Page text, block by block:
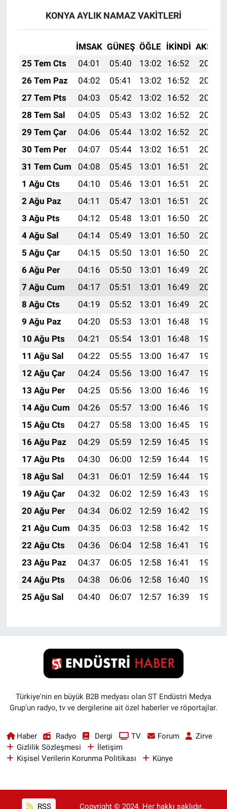
KONYA AYLIK NAMAZ VAKITLERI
İMSAK GÜNEŞ ÖĞLE İKINDI AKŞAM
25 Tem Cts
04:01 05:40 13:02 16:52
20:13
26 Tem Paz
04:02 05:41 13:02 16:52
20:12
27 Tem Pts
04:03 05:42 13:02 16:52
20:11
28 Tem Sal
04:05 05:43 13:02 16:52
20:10
29 Tem Çar
04:06 05:44 13:02 16:52
20:10
30 Tem Per
04:07 05:44 13:02 16:51
20:09
31 Tem Cum
04:08 05:45 13:01 16:51
20:08
1 Ağu Cts
04:10 05:46 13:01 16:51
20:07
2 Ağu Paz
04:11 05:47 13:01 16:51
20:06
3 Ağu Pts
04:12 05:48 13:01 16:50
20:05
4 Ağu Sal
04:14 05:49 13:01 16:50
20:04
5 Ağu Çar
04:15 05:50 13:01 16:50
20:03
6 Ağu Per
04:16 05:50 13:01 16:49
20:02
7 Ağu Cum
04:17 05:51 13:01 16:49
20:01
8 Ağu Cts
04:19 05:52 13:01 16:49
20:00
9 Ağu Paz
04:20 05:53 13:01 16:48
19:58
10 Ağu Pts
04:21 05:54 13:01 16:48
19:57
11 Ağu Sal
04:22 05:55 13:00 16:47
19:56
12 Ağu Çar
04:24 05:56 13:00 16:47
19:55
13 Ağu Per
04:25 05:56 13:00 16:46
19:54
14 Ağu Cum
04:26 05:57 13:00 16:46
19:52
15 Ağu Cts
04:27 05:58 13:00 16:45
19:51
16 Ağu Paz
04:29 05:59 12:59 16:45
19:50
17 Ağu Pts
04:30 06:00 12:59 16:44
19:49
18 Ağu Sal
04:31 06:01 12:59 16:44
19:47
19 Ağu Çar
04:32 06:02 12:59 16:43
19:46
20 Ağu Per
04:34 06:02 12:59 16:42
19:45
21 Ağu Cum
04:35 06:03 12:58 16:42
19:43
22 Ağu Cts
04:36 06:04 12:58 16:41
19:42
23 Ağu Paz
04:37 06:05 12:58 16:41
19:41
24 Ağu Pts
04:38 06:06 12:58 16:40
19:39
25 Ağu Sal
04:40 06:07 12:57 16:39 19:38
Türkiye'nin en büyük B2B medyası olan ST Endüstri Medya
Grup'un radyo, tv ve dergilerine ait özel haberler ve röportajlar.
Haber Radyo Dergi TV Forum
Zirve
Gizlilik Sözleşmesi
İletişim
Kişisel Verilerin Korunma Politikası
Künye
RSS Copyright © 2024. Her hakkı saklıdır..